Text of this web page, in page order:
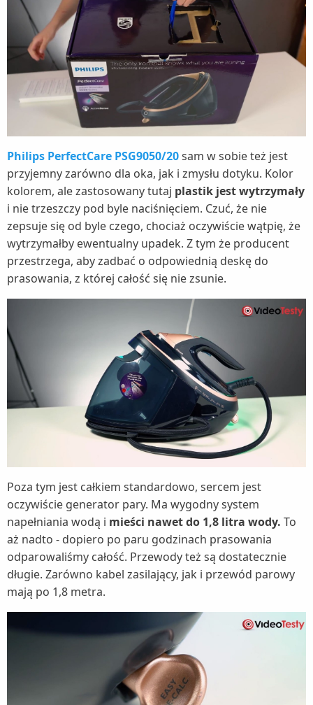
Philips PerfectCare PSG9050/20sam w sobie też jest
przyjemny zarówno dla oka, jak i zmysłu dotyku. Kolor
kolorem, ale zastosowany tutaj plastik jest wytrzymały
i nie trzeszczy pod byle naciśnięciem. Czuć, że nie
zepsuje się od byle czego, chociaż oczywiście wątpię, że
wytrzymałby ewentualny upadek. Z tym że producent
przestrzega, aby zadbać o odpowiednią deskę do
prasowania, z której całość się nie zsunie.
Poza tym jest całkiem standardowo, sercem jest
oczywiście generator pary. Ma wygodny system
napełniania wodą i mieści nawet do 1,8 litra wody. To
aż nadto - dopiero po paru godzinach prasowania
odparowaliśmy całość. Przewody też są dostatecznie
długie. Zarówno kabel zasilający, jak i przewód parowy
mają po 1,8 metra.